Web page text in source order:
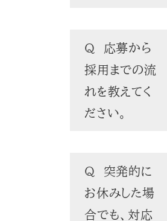
Q 応募から
採用までの流
れを教えてく
ださい。
Q 突発的に
お休みした場
合でも、対応